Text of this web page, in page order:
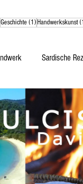
Beitrag
Geschichte (1)1 Beitrag
Handwerkskunst
Sardische
Sprichwörter
Sehenswürdigkeiten auf